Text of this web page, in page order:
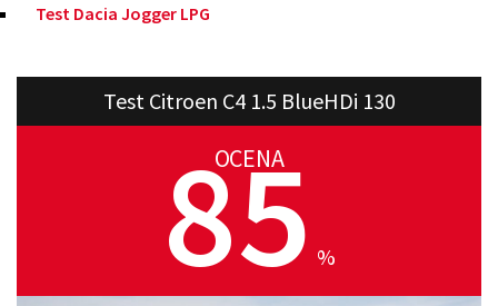
Test Dacia Jogger LPG
Test Citroen C4 1.5 BlueHDi 130
OCENA
85 %